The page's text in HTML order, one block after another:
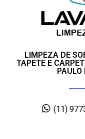
LIMPEZA DE
TAPETE E
PAULO
(11)